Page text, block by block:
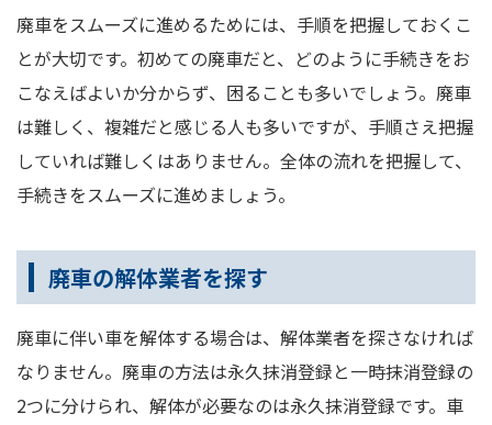
廃車をスムーズに進めるためには、手順を把握しておくこ
とが大切です。初めての廃車だと、どのように手続きをお
こなえばよいか分からず、困ることも多いでしょう。廃車
は難しく、複雑だと感じる人も多いですが、手順さえ把握
していれば難しくはありません。全体の流れを把握して、
手続きをスムーズに進めましょう。
廃車の解体業者を探す
廃車に伴い車を解体する場合は、解体業者を探さなければ
なりません。廃車の方法は永久抹消登録と一時抹消登録の
2つに分けられ、解体が必要なのは永久抹消登録です。車